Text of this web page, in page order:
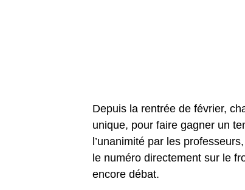
Depuis la rentrée de février,
unique, pour faire gagner un
l’unanimité par les
le numéro directement sur le
encore débat.